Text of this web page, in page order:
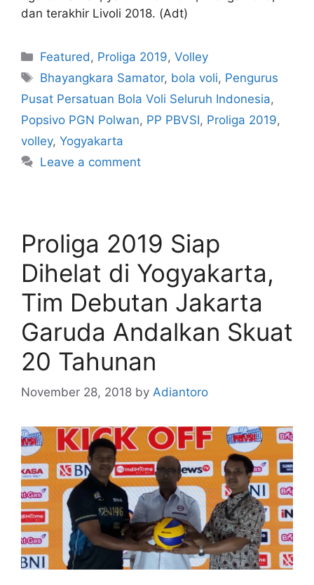
dan terakhir Livoli 2018. (Adt)
Featured , Proliga 2019,Volley
Bhayangkara Samator, bola voli, Pengurus
Pusat Persatuan Bola Voli Seluruh Indonesia,
Popsivo PGN Polwan, PP PBVSI, Proliga 2019,
volley, Yogyakarta
Leave a comment
Proliga 2019 Siap
Dihelat di Yogyakarta,
Tim Debutan Jakarta
Garuda Andalkan Skuat
20 Tahunan
November 28, 2018 by Adiantoro